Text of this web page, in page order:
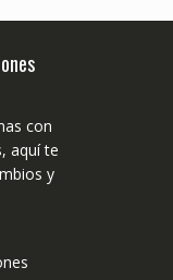
con
aquí te
y